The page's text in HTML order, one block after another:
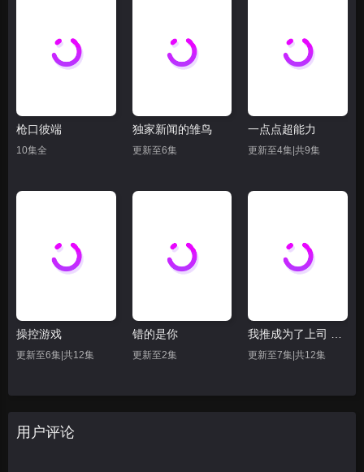
34 35
枪口彼端
10集全
独家新闻的雏鸟
更新至6集
一点点超能力
更新至4集|共9集
操控游戏
更新至6集|共12集
错的是你
更新至2集 更新至7集|共12集
用户评论